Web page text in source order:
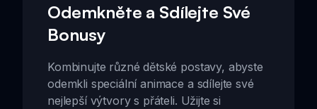
Odemkněte a Sdílejte Své
Bonusy
Kombinujte různé dětské postavy, abyste
odemkli speciální animace a sdílejte své
nejlepší výtvory s přáteli. Užijte si